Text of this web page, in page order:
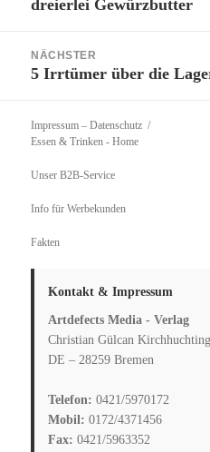
Beitrag:
dreierlei Gewürzbutter
NÄCHSTER
Nächster
5 Irrtümer über die
Impressum – Datenschutz
Essen & Trinken - Home
Unser B2B-Service
Info für Werbekunden
Fakten
Kontakt & Impressum
Artdefects Media - Verlag
Christian Gülcan
DE – 28259 Bremen
Telefon: 0421/5970172
Mobil: 0172/4371456
Fax: 0421/5963352